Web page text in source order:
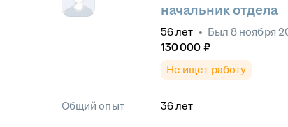
начальник отдела
56лет • Был 8 ноября
130 000 ₽
Не ищет работу
Общий опыт 36лет